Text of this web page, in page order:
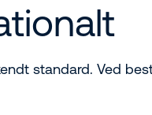
standard. Ved